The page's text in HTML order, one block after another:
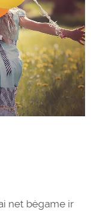
net bėgame ir